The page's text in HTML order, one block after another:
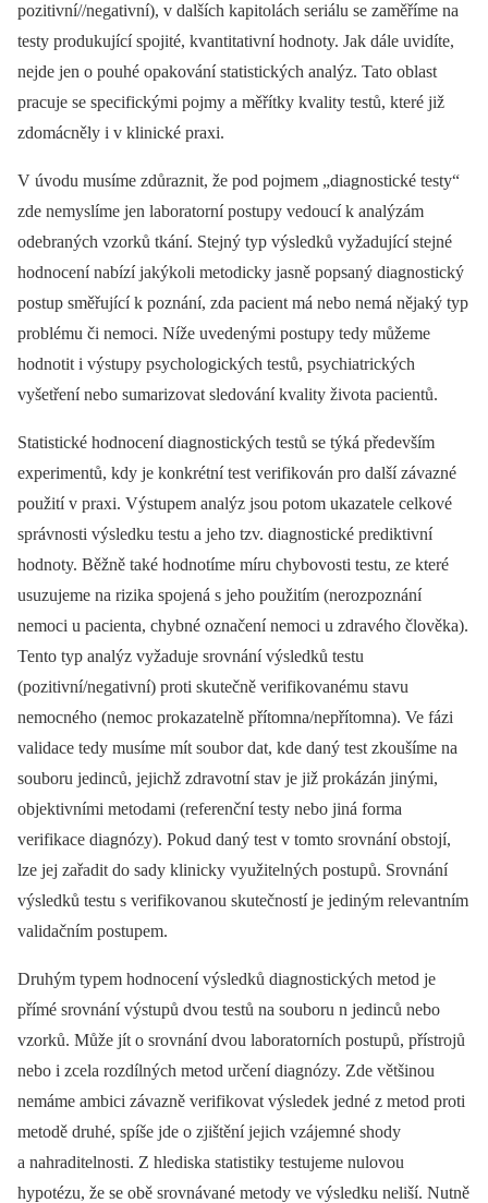
pozitivní//negativní), v dalších kapitolách seriálu se zaměříme na
testy produkující spojité, kvantitativní hodnoty. Jak dále uvidíte,
nejde jen o pouhé opakování statistických analýz. Tato oblast
pracuje se specifickými pojmy a měřítky kvality testů, které již
zdomácněly i v klinické praxi.
V úvodu musíme zdůraznit, že pod pojmem „diagnostické testy“
zde nemyslíme jen laboratorní postupy vedoucí k analýzám
odebraných vzorků tkání. Stejný typ výsledků vyžadující stejné
hodnocení nabízí jakýkoli metodicky jasně popsaný diagnostický
postup směřující k poznání, zda pacient má nebo nemá nějaký typ
problému či nemoci. Níže uvedenými postupy tedy můžeme
hodnotit i výstupy psychologických testů, psychiatrických
vyšetření nebo sumarizovat sledování kvality života pacientů.
Statistické hodnocení diagnostických testů se týká především
experimentů, kdy je konkrétní test verifikován pro další závazné
použití v praxi. Výstupem analýz jsou potom ukazatele celkové
správnosti výsledku testu a jeho tzv. diagnostické prediktivní
hodnoty. Běžně také hodnotíme míru chybovosti testu, ze které
usuzujeme na rizika spojená s jeho použitím (nerozpoznání
nemoci u pacienta, chybné označení nemoci u zdravého člověka).
Tento typ analýz vyžaduje srovnání výsledků testu
(pozitivní/negativní) proti skutečně verifikovanému stavu
nemocného (nemoc prokazatelně přítomna/nepřítomna). Ve fázi
validace tedy musíme mít soubor dat, kde daný test zkoušíme na
souboru jedinců, jejichž zdravotní stav je již prokázán jinými,
objektivními metodami (referenční testy nebo jiná forma
verifikace diagnózy). Pokud daný test v tomto srovnání obstojí,
lze jej zařadit do sady klinicky využitelných postupů. Srovnání
výsledků testu s verifikovanou skutečností je jediným relevantním
validačním postupem.
Druhým typem hodnocení výsledků diagnostických metod je
přímé srovnání výstupů dvou testů na souboru n jedinců nebo
vzorků. Může jít o srovnání dvou laboratorních postupů, přístrojů
nebo i zcela rozdílných metod určení diagnózy. Zde většinou
nemáme ambici závazně verifikovat výsledek jedné z metod proti
metodě druhé, spíše jde o zjištění jejich vzájemné shody
a nahraditelnosti. Z hlediska statistiky testujeme nulovou
hypotézu, že se obě srovnávané metody ve výsledku neliší. Nutně